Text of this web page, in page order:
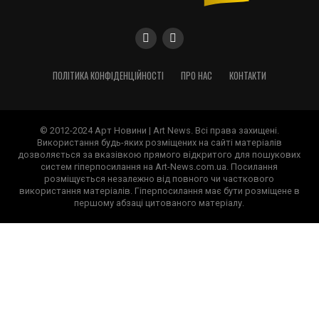
ПОЛІТИКА КОНФІДЕНЦІЙНОСТІ ПРО НАС КОНТАКТИ
© 2012-2024 Арт Новини | Art News. Всі права захищені.
Використання будь-яких розміщених на сайті матеріалів
дозволяється за вказівкою прямого відкритого для пошукових
систем гіперпосилання на Art-News.com.ua. Посилання
розміщується незалежно від повного чи часткового
використання матеріалів. Гіперпосилання має бути розміщене в
першому абзаці цитованого матеріалу.